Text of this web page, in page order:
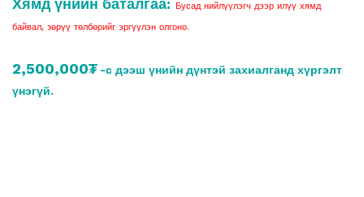
Хямд үнийн баталгаа: Бусад нийлүүлэгч дээр илүү хямд
байвал, зөрүү төлбөрийг эргүүлэн олгоно.
2,500,000₮ -с дээш үнийн дүнтэй захиалганд хүргэлт
үнэгүй.